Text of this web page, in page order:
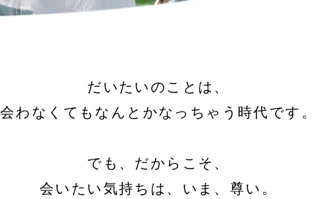
だいたいのことは、
会わなくてもなんとかなっちゃう時代です。
でも、だからこそ、
会いたい気持ちは、いま、尊い。